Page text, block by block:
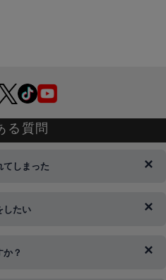
る質問
てしまった
変更が可能です。
したい
、午後以降のご連絡やキャンセル
？